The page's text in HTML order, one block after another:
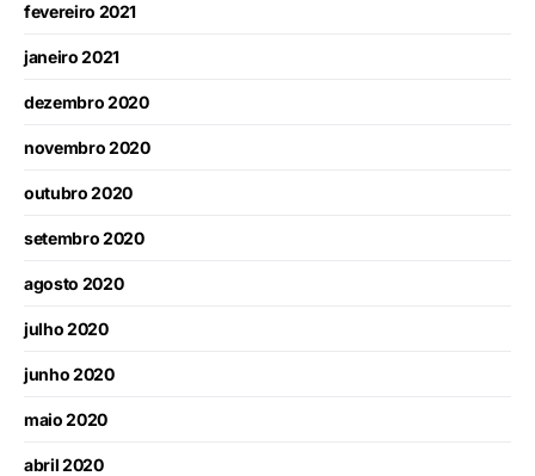
fevereiro 2021
janeiro 2021
dezembro 2020
novembro 2020
outubro 2020
setembro 2020
agosto 2020
julho 2020
junho 2020
maio 2020
abril 2020